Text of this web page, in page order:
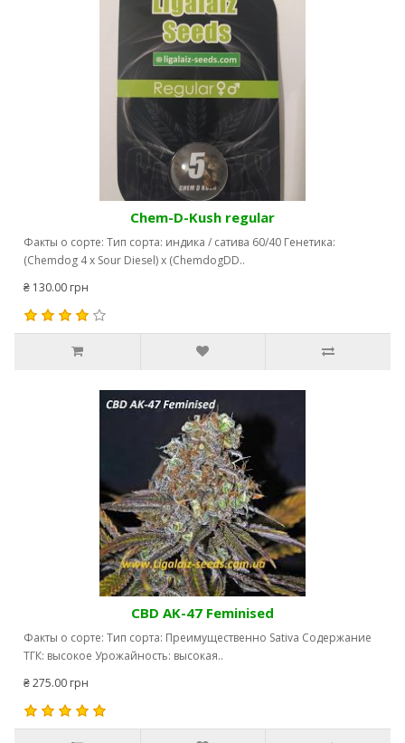
Chem-D-Kush regular
Факты о сорте: Тип сорта: индика / сатива 60/40 Генетика:
(Chemdog 4 x Sour Diesel) x (ChemdogDD..
₴ 130.00 грн
CBD AK-47 Feminised
Факты о сорте: Тип сорта: Преимущественно Sativa Содержание
ТГК: высокое Урожайность: высокая..
₴ 275.00 грн